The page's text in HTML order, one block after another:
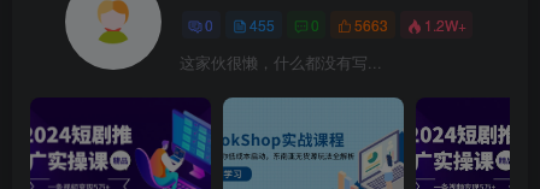
0 455 0 5663 1.2W+
这家伙很懒，什么都没有写...